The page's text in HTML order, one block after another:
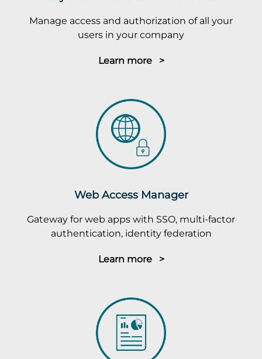
Manage access and authorization of all your
users in your company
Learn more >
Web Access Manager
Gateway for web apps with SSO, multi-factor
authentication, identity federation
Learn more >